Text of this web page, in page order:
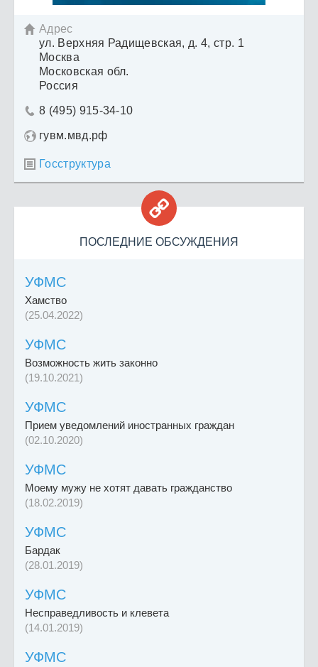
 Адрес
ул. Верхняя Радищевская, д. 4, стр. 1
Москва
Московская обл.
Россия
 8 (495) 915-34-10
гувм.мвд.рф
 Госструктура

ПОСЛЕДНИЕ ОБСУЖДЕНИЯ
УФМС
Хамство
(25.04.2022)
УФМС
Возможность жить законно
(19.10.2021)
УФМС
Прием уведомлений иностранных граждан
(02.10.2020)
УФМС
Моему мужу не хотят давать гражданство
(18.02.2019)
УФМС
Бардак
(28.01.2019)
УФМС
Несправедливость и клевета
(14.01.2019)
УФМС